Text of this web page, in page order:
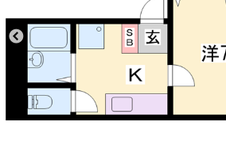
敷金礼金0円の部屋を探す
都市ガス&オール電化の部屋を探す
ネット無料の部屋を探す
☆新築物件☆